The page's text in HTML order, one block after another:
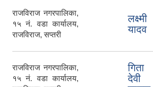
राजविराज नगरपालिका,
१५ नं. वडा कार्यालय,
राजविराज, सप्तरी
लक्ष्मी
यादव
राजविराज नगरपालिका,
१५ नं. वडा कार्यालय,
गिता
देवी